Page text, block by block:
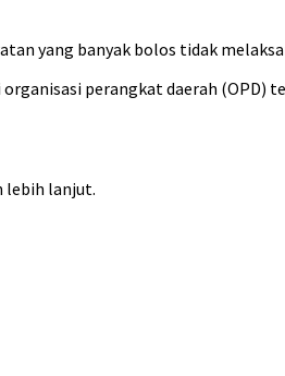
yang banyak bolos tidak
perangkat daerah (OPD)
lebih lanjut.